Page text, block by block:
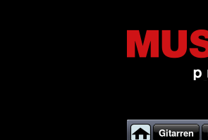
Gitarren